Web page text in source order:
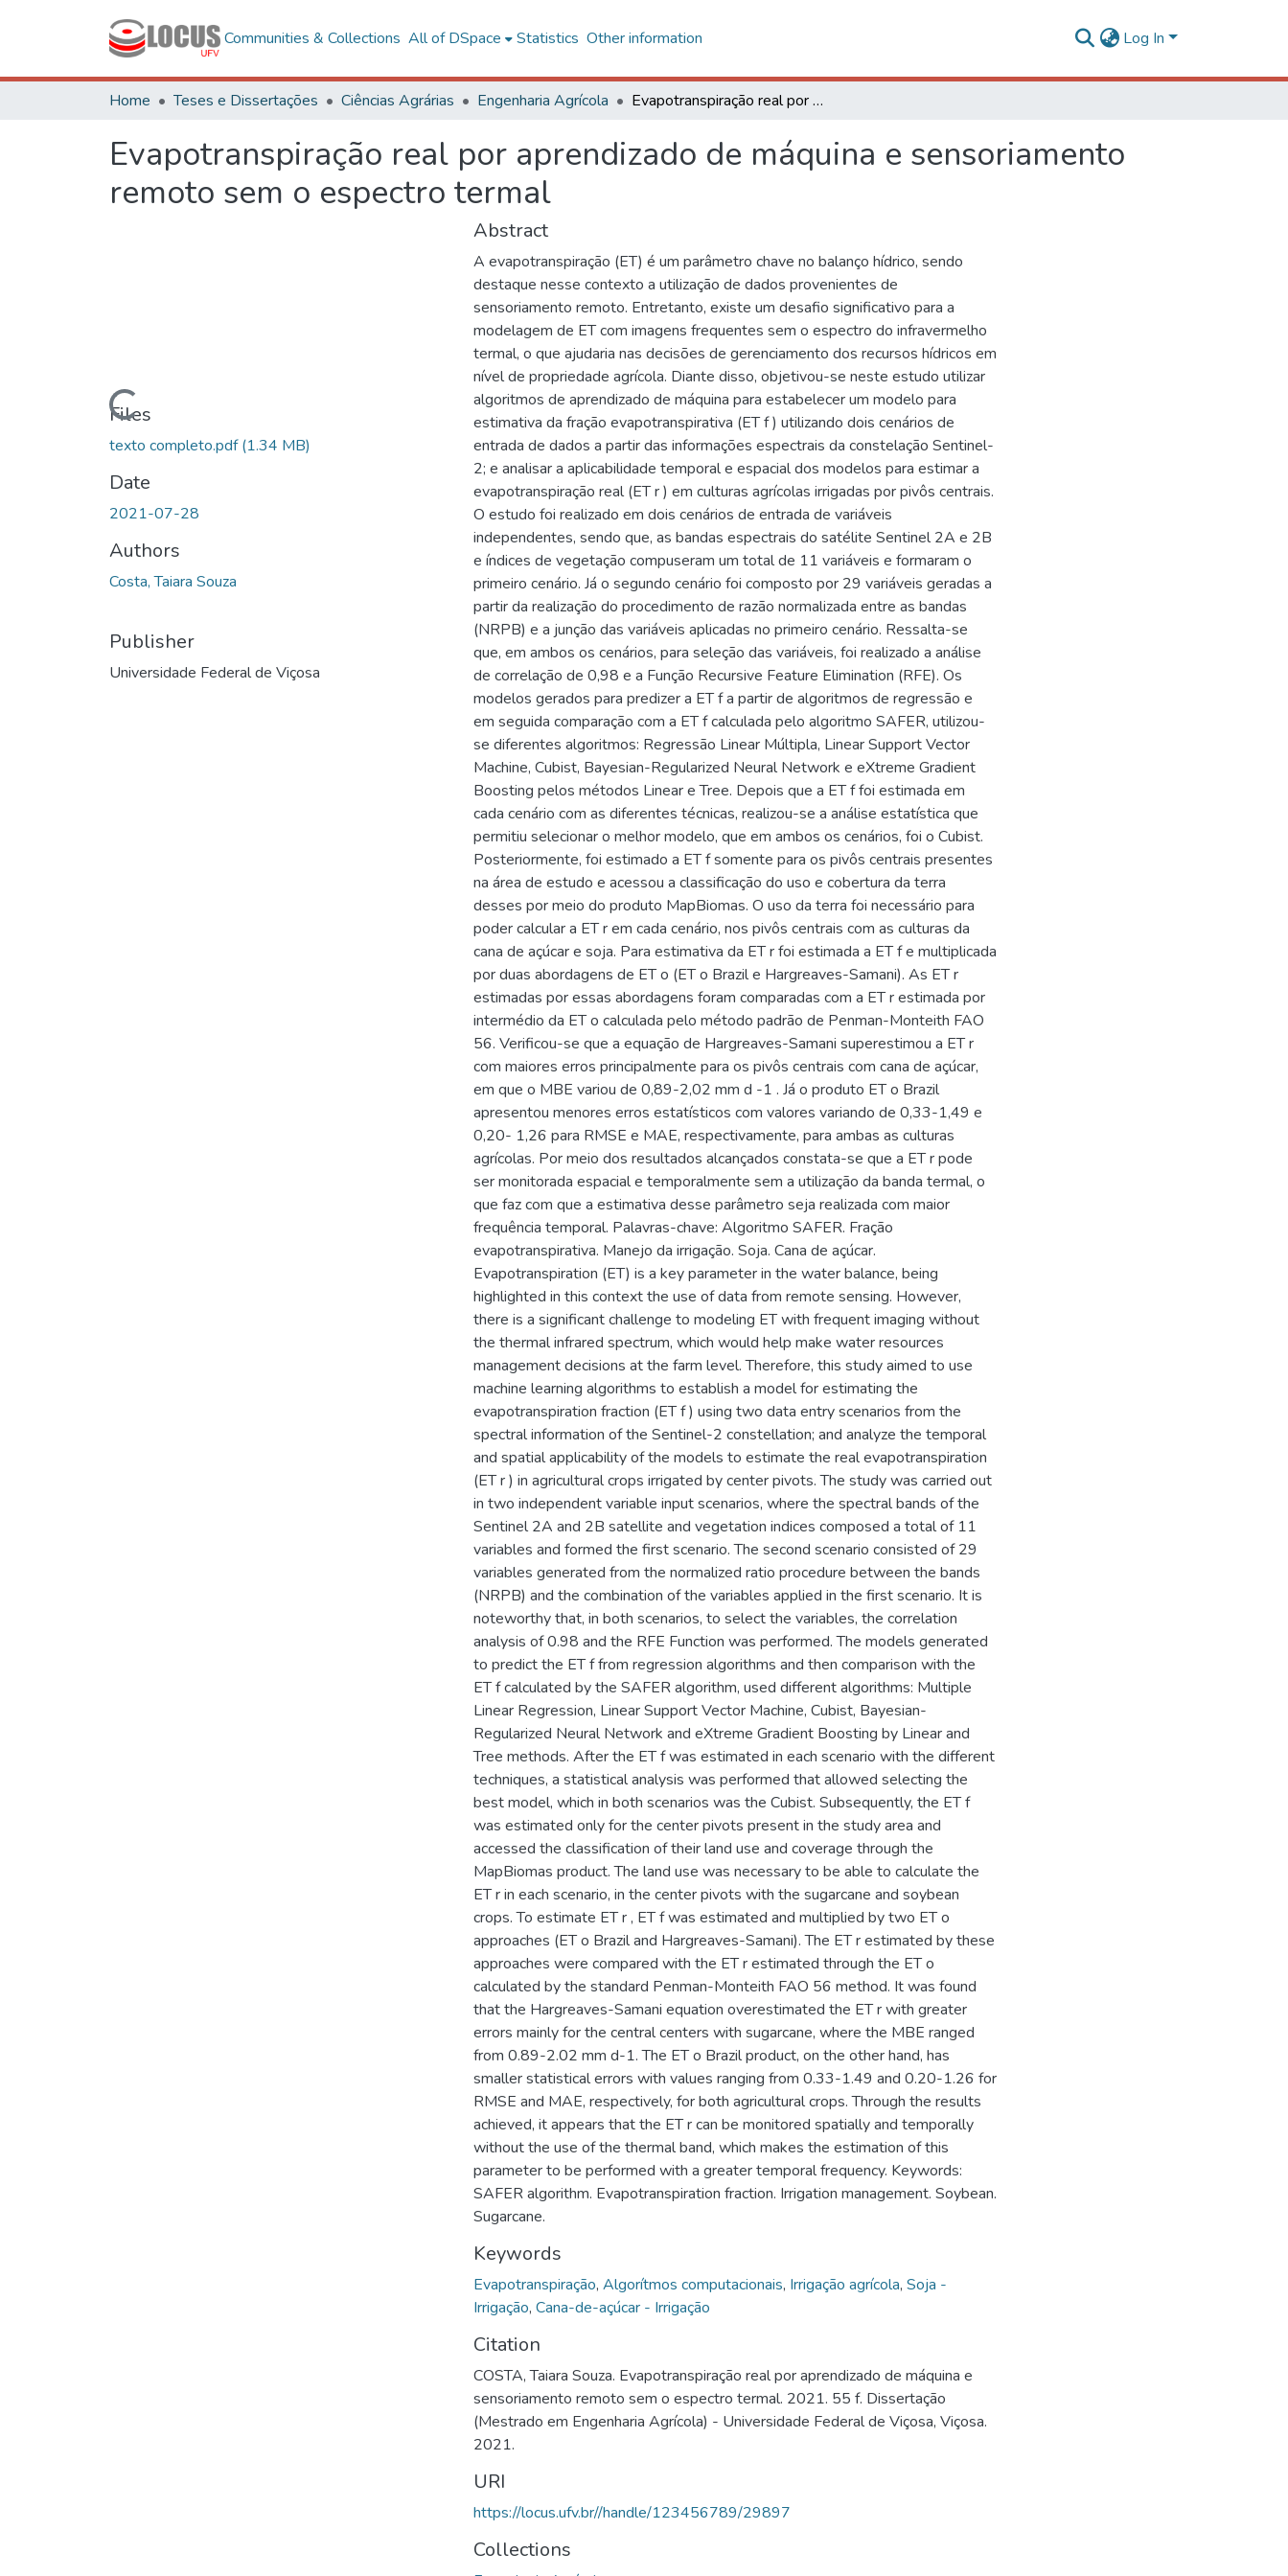
Communities & Collections All of DSpace Statistics Other information Log In
Home Teses e Dissertações Ciências Agrárias Engenharia Agrícola Evapotranspiração real por aprendizado de máquina e sensoriamento remoto sem o espectro termal
Evapotranspiração real por aprendizado de máquina e sensoriamento
remoto sem o espectro termal
Loading...
Files
texto completo.pdf(1.34 MB)
Date
2021-07-28
Authors
Costa, Taiara Souza
Publisher
Universidade Federal de Viçosa
Abstract
A evapotranspiração (ET) é um parâmetro chave no balanço hídrico, sendo
destaque nesse contexto a utilização de dados provenientes de
sensoriamento remoto. Entretanto, existe um desafio significativo para a
modelagem de ET com imagens frequentes sem o espectro do infravermelho
termal, o que ajudaria nas decisões de gerenciamento dos recursos hídricos em
nível de propriedade agrícola. Diante disso, objetivou-se neste estudo utilizar
algoritmos de aprendizado de máquina para estabelecer um modelo para
estimativa da fração evapotranspirativa (ET f ) utilizando dois cenários de
entrada de dados a partir das informações espectrais da constelação Sentinel-
2; e analisar a aplicabilidade temporal e espacial dos modelos para estimar a
evapotranspiração real (ET r ) em culturas agrícolas irrigadas por pivôs centrais.
O estudo foi realizado em dois cenários de entrada de variáveis
independentes, sendo que, as bandas espectrais do satélite Sentinel 2A e 2B
e índices de vegetação compuseram um total de 11 variáveis e formaram o
primeiro cenário. Já o segundo cenário foi composto por 29 variáveis geradas a
partir da realização do procedimento de razão normalizada entre as bandas
(NRPB) e a junção das variáveis aplicadas no primeiro cenário. Ressalta-se
que, em ambos os cenários, para seleção das variáveis, foi realizado a análise
de correlação de 0,98 e a Função Recursive Feature Elimination (RFE). Os
modelos gerados para predizer a ET f a partir de algoritmos de regressão e
em seguida comparação com a ET f calculada pelo algoritmo SAFER, utilizou-
se diferentes algoritmos: Regressão Linear Múltipla, Linear Support Vector
Machine, Cubist, Bayesian-Regularized Neural Network e eXtreme Gradient
Boosting pelos métodos Linear e Tree. Depois que a ET f foi estimada em
cada cenário com as diferentes técnicas, realizou-se a análise estatística que
permitiu selecionar o melhor modelo, que em ambos os cenários, foi o Cubist.
Posteriormente, foi estimado a ET f somente para os pivôs centrais presentes
na área de estudo e acessou a classificação do uso e cobertura da terra
desses por meio do produto MapBiomas. O uso da terra foi necessário para
poder calcular a ET r em cada cenário, nos pivôs centrais com as culturas da
cana de açúcar e soja. Para estimativa da ET r foi estimada a ET f e multiplicada
por duas abordagens de ET o (ET o Brazil e Hargreaves-Samani). As ET r
estimadas por essas abordagens foram comparadas com a ET r estimada por
intermédio da ET o calculada pelo método padrão de Penman-Monteith FAO
56. Verificou-se que a equação de Hargreaves-Samani superestimou a ET r
com maiores erros principalmente para os pivôs centrais com cana de açúcar,
em que o MBE variou de 0,89-2,02 mm d -1 . Já o produto ET o Brazil
apresentou menores erros estatísticos com valores variando de 0,33-1,49 e
0,20- 1,26 para RMSE e MAE, respectivamente, para ambas as culturas
agrícolas. Por meio dos resultados alcançados constata-se que a ET r pode
ser monitorada espacial e temporalmente sem a utilização da banda termal, o
que faz com que a estimativa desse parâmetro seja realizada com maior
frequência temporal. Palavras-chave: Algoritmo SAFER. Fração
evapotranspirativa. Manejo da irrigação. Soja. Cana de açúcar.
Evapotranspiration (ET) is a key parameter in the water balance, being
highlighted in this context the use of data from remote sensing. However,
there is a significant challenge to modeling ET with frequent imaging without
the thermal infrared spectrum, which would help make water resources
management decisions at the farm level. Therefore, this study aimed to use
machine learning algorithms to establish a model for estimating the
evapotranspiration fraction (ET f ) using two data entry scenarios from the
spectral information of the Sentinel-2 constellation; and analyze the temporal
and spatial applicability of the models to estimate the real evapotranspiration
(ET r ) in agricultural crops irrigated by center pivots. The study was carried out
in two independent variable input scenarios, where the spectral bands of the
Sentinel 2A and 2B satellite and vegetation indices composed a total of 11
variables and formed the first scenario. The second scenario consisted of 29
variables generated from the normalized ratio procedure between the bands
(NRPB) and the combination of the variables applied in the first scenario. It is
noteworthy that, in both scenarios, to select the variables, the correlation
analysis of 0.98 and the RFE Function was performed. The models generated
to predict the ET f from regression algorithms and then comparison with the
ET f calculated by the SAFER algorithm, used different algorithms: Multiple
Linear Regression, Linear Support Vector Machine, Cubist, Bayesian-
Regularized Neural Network and eXtreme Gradient Boosting by Linear and
Tree methods. After the ET f was estimated in each scenario with the different
techniques, a statistical analysis was performed that allowed selecting the
best model, which in both scenarios was the Cubist. Subsequently, the ET f
was estimated only for the center pivots present in the study area and
accessed the classification of their land use and coverage through the
MapBiomas product. The land use was necessary to be able to calculate the
ET r in each scenario, in the center pivots with the sugarcane and soybean
crops. To estimate ET r , ET f was estimated and multiplied by two ET o
approaches (ET o Brazil and Hargreaves-Samani). The ET r estimated by these
approaches were compared with the ET r estimated through the ET o
calculated by the standard Penman-Monteith FAO 56 method. It was found
that the Hargreaves-Samani equation overestimated the ET r with greater
errors mainly for the central centers with sugarcane, where the MBE ranged
from 0.89-2.02 mm d-1. The ET o Brazil product, on the other hand, has
smaller statistical errors with values ranging from 0.33-1.49 and 0.20-1.26 for
RMSE and MAE, respectively, for both agricultural crops. Through the results
achieved, it appears that the ET r can be monitored spatially and temporally
without the use of the thermal band, which makes the estimation of this
parameter to be performed with a greater temporal frequency. Keywords:
SAFER algorithm. Evapotranspiration fraction. Irrigation management. Soybean.
Sugarcane.
Keywords
Evapotranspiração, Algorítmos computacionais, Irrigação agrícola, Soja -
Irrigação, Cana-de-açúcar - Irrigação
Citation
COSTA, Taiara Souza. Evapotranspiração real por aprendizado de máquina e
sensoriamento remoto sem o espectro termal. 2021. 55 f. Dissertação
(Mestrado em Engenharia Agrícola) - Universidade Federal de Viçosa, Viçosa.
2021.
URI
https://locus.ufv.br//handle/123456789/29897
Collections